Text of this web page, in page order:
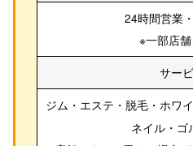
24時間営業
※一部店舗
サー
ジム・エステ・脱毛・ホワ
ネイル・ゴ